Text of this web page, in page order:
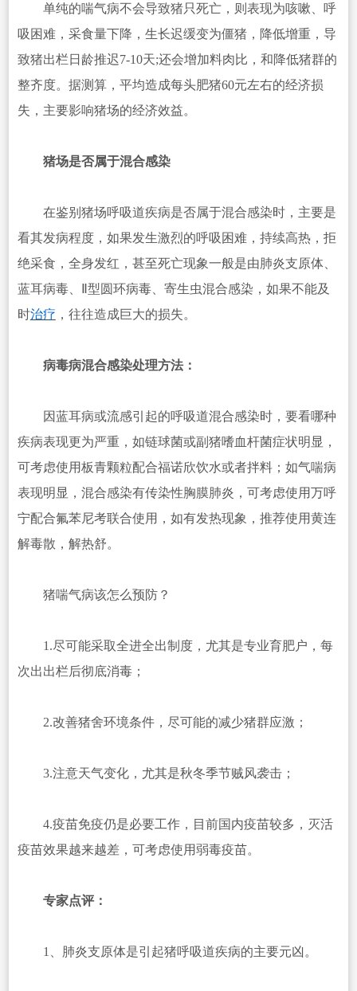
单纯的喘气病不会导致猪只死亡，则表现为咳嗽、呼
吸困难，采食量下降，生长迟缓变为僵猪，降低增重，导
致猪出栏日龄推迟7-10天;还会增加料肉比，和降低猪群的
整齐度。据测算，平均造成每头肥猪60元左右的经济损
失，主要影响猪场的经济效益。
猪场是否属于混合感染
在鉴别猪场呼吸道疾病是否属于混合感染时，主要是
看其发病程度，如果发生激烈的呼吸困难，持续高热，拒
绝采食，全身发红，甚至死亡现象一般是由肺炎支原体、
蓝耳病毒、Ⅱ型圆环病毒、寄生虫混合感染，如果不能及
时治疗 ，往往造成巨大的损失。
病毒病混合感染处理方法：
因蓝耳病或流感引起的呼吸道混合感染时，要看哪种
疾病表现更为严重，如链球菌或副猪嗜血杆菌症状明显，
可考虑使用板青颗粒配合福诺欣饮水或者拌料；如气喘病
表现明显，混合感染有传染性胸膜肺炎，可考虑使用万呼
宁配合氟苯尼考联合使用，如有发热现象，推荐使用黄连
解毒散，解热舒。
猪喘气病该怎么预防？
1.尽可能采取全进全出制度，尤其是专业育肥户，每
次出出栏后彻底消毒；
2.改善猪舍环境条件，尽可能的减少猪群应激；
3.注意天气变化，尤其是秋冬季节贼风袭击；
4.疫苗免疫仍是必要工作，目前国内疫苗较多，灭活
疫苗效果越来越差，可考虑使用弱毒疫苗。
专家点评：
1、肺炎支原体是引起猪呼吸道疾病的主要元凶。